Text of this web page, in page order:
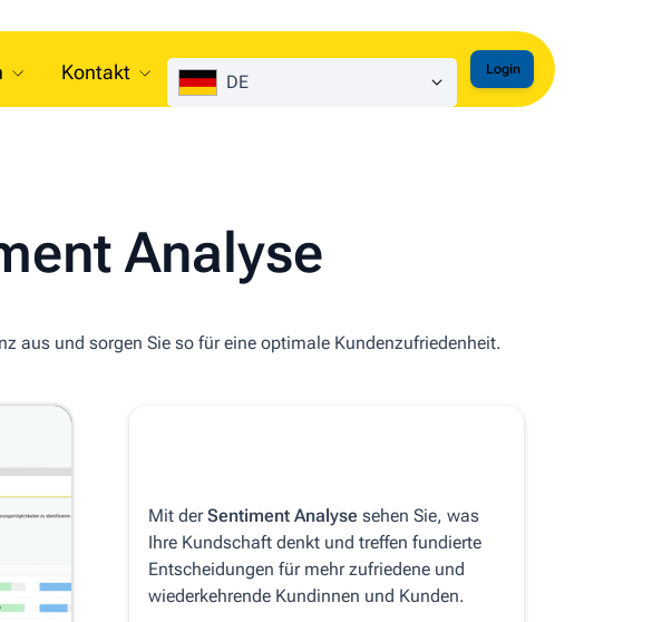
Kontakt DE
Login
Analyse
aus und sorgen Sie so für eine optimale Kundenzufriedenheit.
Mit derSentiment Analyse sehen Sie, was
Ihre Kundschaft denkt und treffen fundierte
Entscheidungen für mehr zufriedene und
wiederkehrende Kundinnen und Kunden.